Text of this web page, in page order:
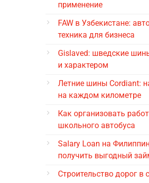
применение
FAW в Узбекистане:
техника для бизнеса
Gislaved: шведские
и характером
Летние шины Cordiant:
на каждом километре
Как организовать
школьного автобуса
Salary Loan на
получить выгодный
Строительство дорог в